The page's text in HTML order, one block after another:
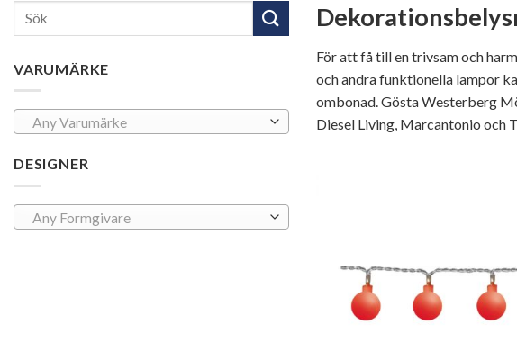
Search
VARUMÄRKE
Any Varumärke
DESIGNER
Any Formgivare
För att få till en trivsam och
och andra funktionella lampor
ombonad. Gösta Westerberg
Diesel Living, Marcantonio och